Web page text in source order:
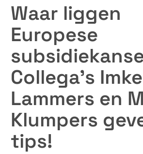
Waar liggen
Europese
Collega’s Imke
Lammers en
Klumpers
tips!